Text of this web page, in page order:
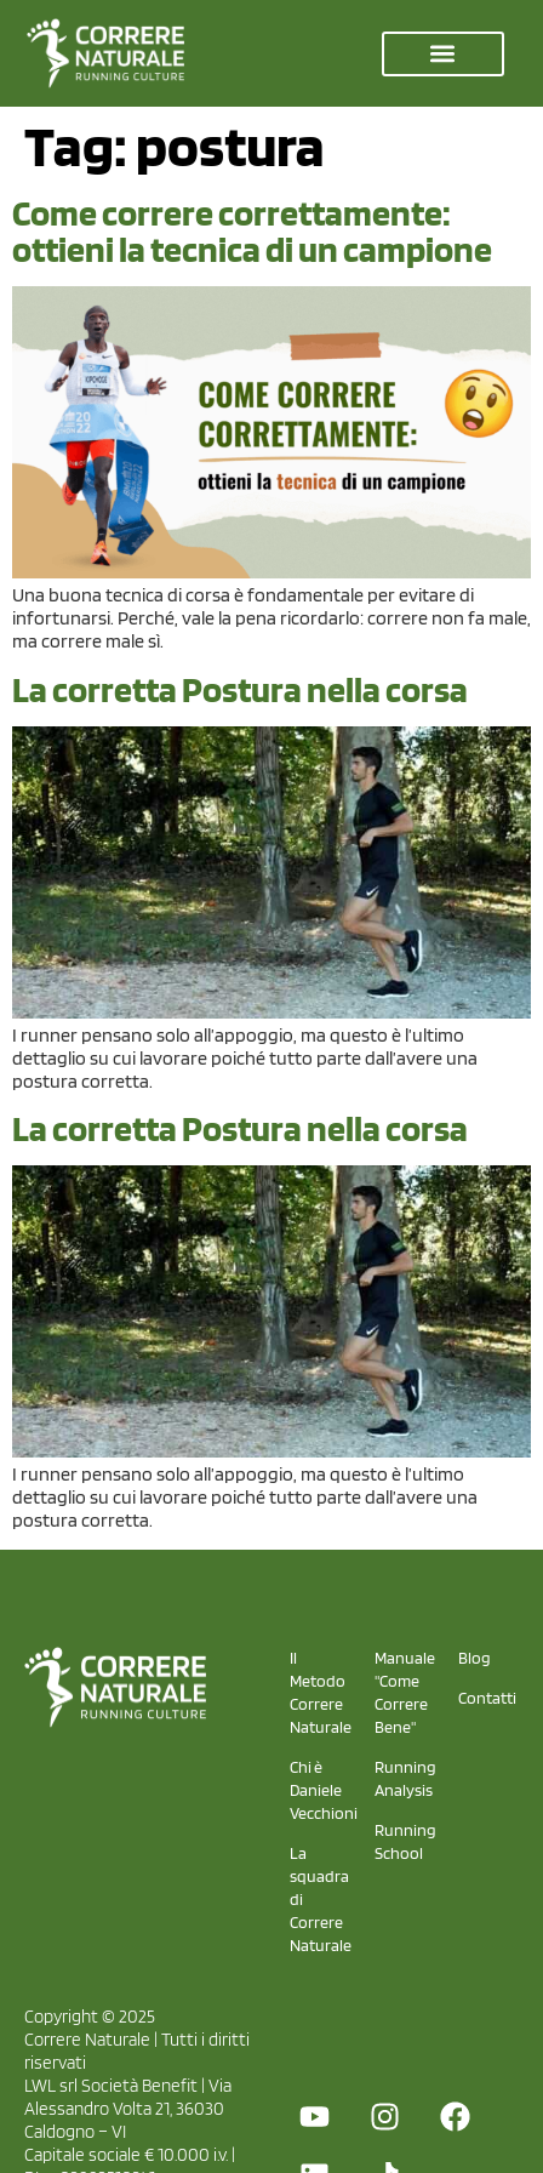
Tag:postura
Come correre correttamente:
ottieni la tecnica di un campione
Una buona tecnica di corsa è fondamentale per evitare di
infortunarsi. Perché, vale la pena ricordarlo: correre non fa male,
ma correre male sì.
La corretta Postura nella corsa
I runner pensano solo all’appoggio, ma questo è l’ultimo
dettaglio su cui lavorare poiché tutto parte dall’avere una
postura corretta.
La corretta Postura nella corsa
I runner pensano solo all’appoggio, ma questo è l’ultimo
dettaglio su cui lavorare poiché tutto parte dall’avere una
postura corretta.
Il
Metodo
Correre
Naturale
Chi è
Daniele
Vecchioni
La
squadra
di
Correre
Naturale
Manuale
"Come
Correre
Bene"
Running
Analysis
Running
School
Blog
Contatti
Copyright © 2025
Correre Naturale | Tutti i diritti
riservati
LWL srl Società Benefit | Via
Alessandro Volta 21, 36030
Caldogno – VI
Capitale sociale € 10.000 i.v. |